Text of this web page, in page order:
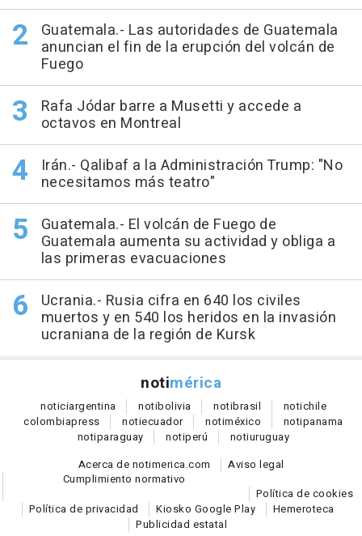
Guatemala.- Las autoridades de Guatemala
anuncian el fin de la erupción del volcán de
Fuego
Rafa Jódar barre a Musetti y accede a
octavos en Montreal
Irán.- Qalibaf a la Administración Trump: "No
necesitamos más teatro"
Guatemala.- El volcán de Fuego de
Guatemala aumenta su actividad y obliga a
las primeras evacuaciones
Ucrania.- Rusia cifra en 640 los civiles
muertos y en 540 los heridos en la invasión
ucraniana de la región de Kursk
notimérica
noticiargentina notibolivia notibrasil notichile
colombiapress notiecuador notiméxico notipanama
notiparaguay notiperú notiuruguay
Acerca de notimerica.com
Aviso legal
Cumplimiento normativo
Política de cookies
Política de privacidad
Kiosko Google Play
Hemeroteca
Publicidad estatal